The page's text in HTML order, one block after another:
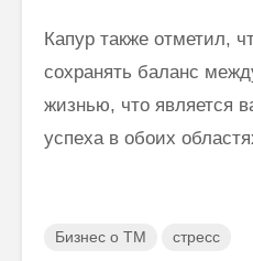
Капур также отметил,
сохранять баланс
жизнью, что является
успеха в обоих
Бизнес о ТМ стресс